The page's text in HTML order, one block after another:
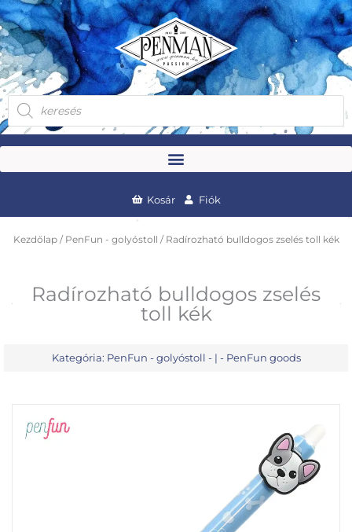
Skip
to
content
Products
search
Kosár Fiók
Kezdőlap/ PenFun - golyóstoll / Radírozható bulldogos zselés toll kék
Radírozható bulldogos zselés
toll kék
Kategória: PenFun - golyóstoll - | - PenFun goods